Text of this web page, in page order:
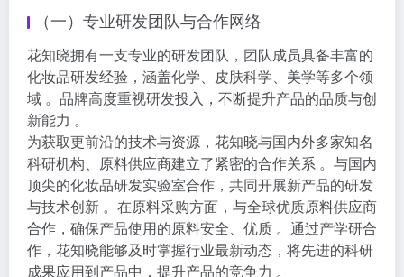
（一）专业研发团队与合作网络
花知晓拥有一支专业的研发团队，团队成员具备丰富的
化妆品研发经验，涵盖化学、皮肤科学、美学等多个领
域 。品牌高度重视研发投入，不断提升产品的品质与创
新能力 。
为获取更前沿的技术与资源，花知晓与国内外多家知名
科研机构、原料供应商建立了紧密的合作关系 。与国内
顶尖的化妆品研发实验室合作，共同开展新产品的研发
与技术创新 。在原料采购方面，与全球优质原料供应商
合作，确保产品使用的原料安全、优质 。通过产学研合
作，花知晓能够及时掌握行业最新动态，将先进的科研
成果应用到产品中，提升产品的竞争力 。